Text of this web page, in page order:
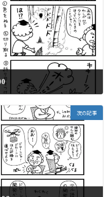
次の記事